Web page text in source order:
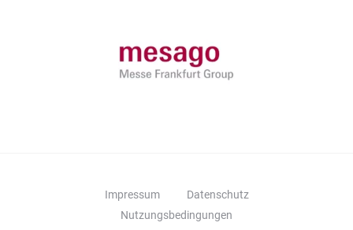
Impressum
Datenschutz
Nutzungsbedingungen